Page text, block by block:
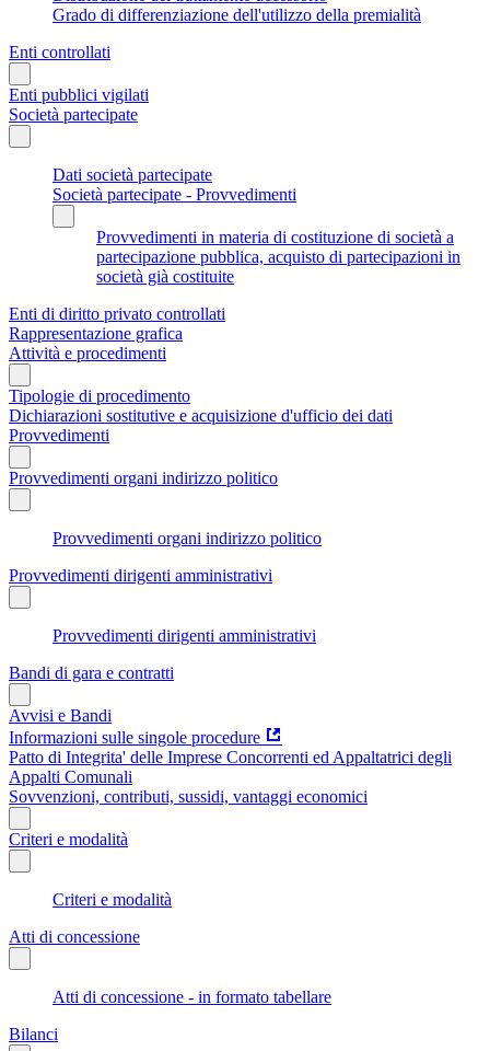
Grado di differenziazione dell'utilizzo della premialità
Enti controllati
Enti pubblici vigilati
Società partecipate
Dati società partecipate
Società partecipate - Provvedimenti
Provvedimenti in materia di costituzione di società a
partecipazione pubblica, acquisto di partecipazioni in
società già costituite
Enti di diritto privato controllati
Rappresentazione grafica
Attività e procedimenti
Tipologie di procedimento
Dichiarazioni sostitutive e acquisizione d'ufficio dei dati
Provvedimenti
Provvedimenti organi indirizzo politico
Provvedimenti organi indirizzo politico
Provvedimenti dirigenti amministrativi
Provvedimenti dirigenti amministrativi
Bandi di gara e contratti
Avvisi e Bandi
Informazioni sulle singole procedure
Patto di Integrita' delle Imprese Concorrenti ed Appaltatrici degli
Appalti Comunali
Sovvenzioni, contributi, sussidi, vantaggi economici
Criteri e modalità
Criteri e modalità
Atti di concessione
Atti di concessione - in formato tabellare
Bilanci